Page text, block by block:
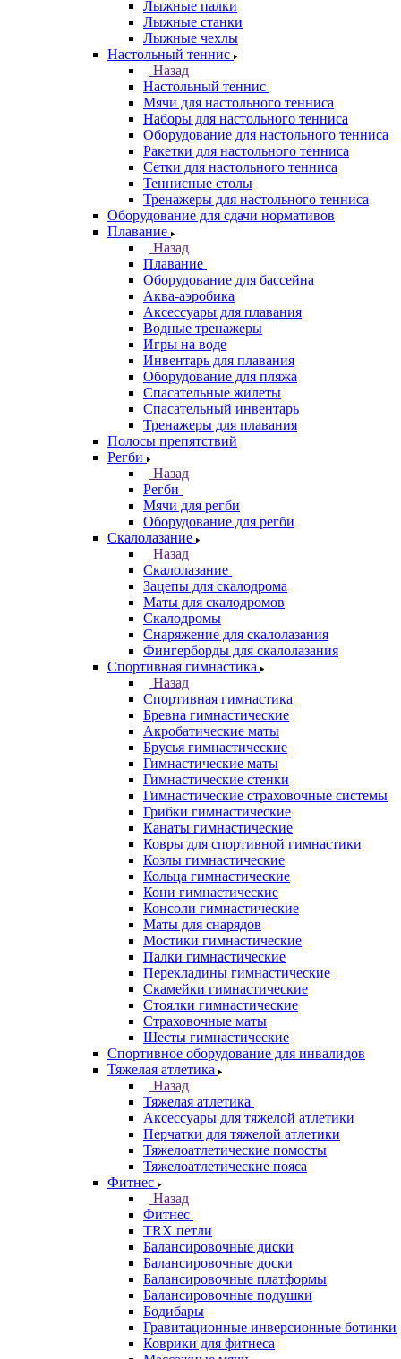
Лыжные палки
Лыжные станки
Лыжные чехлы
Настольный теннис
Назад
Настольный теннис
Мячи для настольного тенниса
Наборы для настольного тенниса
Оборудование для настольного тенниса
Ракетки для настольного тенниса
Сетки для настольного тенниса
Теннисные столы
Тренажеры для настольного тенниса
Оборудование для сдачи нормативов
Плавание
Назад
Плавание
Оборудование для бассейна
Аква-аэробика
Аксессуары для плавания
Водные тренажеры
Игры на воде
Инвентарь для плавания
Оборудование для пляжа
Спасательные жилеты
Спасательный инвентарь
Тренажеры для плавания
Полосы препятствий
Регби
Назад
Регби
Мячи для регби
Оборудование для регби
Скалолазание
Назад
Скалолазание
Зацепы для скалодрома
Маты для скалодромов
Скалодромы
Снаряжение для скалолазания
Фингерборды для скалолазания
Спортивная гимнастика
Назад
Спортивная гимнастика
Бревна гимнастические
Акробатические маты
Брусья гимнастические
Гимнастические маты
Гимнастические стенки
Гимнастические страховочные системы
Грибки гимнастические
Канаты гимнастические
Ковры для спортивной гимнастики
Козлы гимнастические
Кольца гимнастические
Кони гимнастические
Консоли гимнастические
Маты для снарядов
Мостики гимнастические
Палки гимнастические
Перекладины гимнастические
Скамейки гимнастические
Стоялки гимнастические
Страховочные маты
Шесты гимнастические
Спортивное оборудование для инвалидов
Тяжелая атлетика
Назад
Тяжелая атлетика
Аксессуары для тяжелой атлетики
Перчатки для тяжелой атлетики
Тяжелоатлетические помосты
Тяжелоатлетические пояса
Фитнес
Назад
Фитнес
TRX петли
Балансировочные диски
Балансировочные доски
Балансировочные платформы
Балансировочные подушки
Бодибары
Гравитационные инверсионные ботинки
Коврики для фитнеса